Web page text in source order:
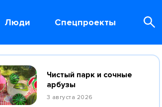
Люди Спецпроекты
Чистый парк и сочные
арбузы
3 августа 2026